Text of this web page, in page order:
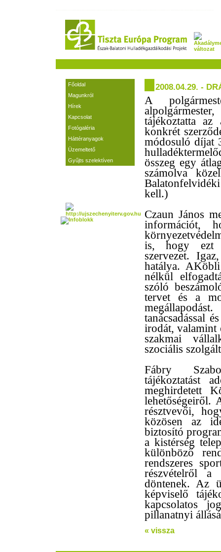
2008.04.29. -
A
tájékoztatta
konkrét
módosuló díjat
összeg egy
számolva
kell.)
Czaun János
információt,
is, hogy ezt
szervezet.
hatálya.
nélkül
szóló
tervet és a
tanácsadással
irodát, valamint
szakmai
szociális
Fábry
tájékoztatást
meghirdetett
lehetőségeiről.
résztvevői,
közösen az
biztosító
a kistérség
különböző
rendszeres
részvételről a
döntenek. Az
képviselő
kapcsolatos
pillanatnyi
« vissza
Főoldal
Magunkról
Hírek
Kapcsolat
Fotógaléria
Háttéranyagok
Üzemeltető
Gyűjts szelektíven